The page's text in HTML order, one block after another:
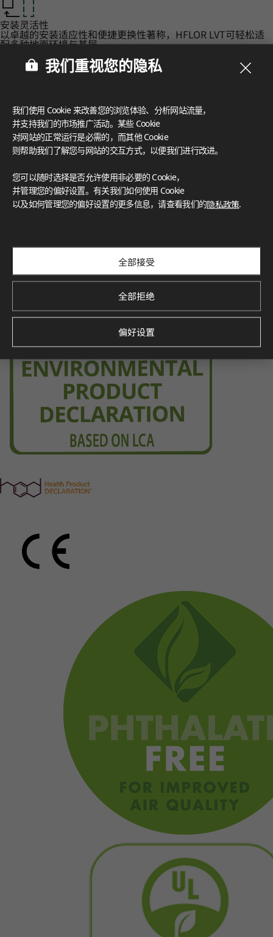
安装灵活性‌
以卓越的安装适应性和便捷更换性著称，HFLOR LVT可轻松适
配多种地面环境与基层。
认证‌
FloorScore®
Certification for indoor air quality, ensuring low emissions o
f volatile organic compounds (VOCs), contributing to a healt
hier indoor environment.
Environmental Product Declaration
Verified by SCS Global Services, this certification demonstra
我们重视您的隐私
我们使用 Cookie 来改善您的浏览体验、分析网站流量，
并支持我们的市场推广活动。某些 Cookie
对网站的正常运行是必需的，而其他 Cookie
则帮助我们了解您与网站的交互方式，以便我们进行改进。
您可以随时选择是否允许使用非必要的 Cookie，
并管理您的偏好设置。有关我们如何使用 Cookie
以及如何管理您的偏好设置的更多信息，请查看我们的隐私政策.
全部接受
全部拒绝
偏好设置